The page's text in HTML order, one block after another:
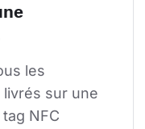
les
sur une
NFC